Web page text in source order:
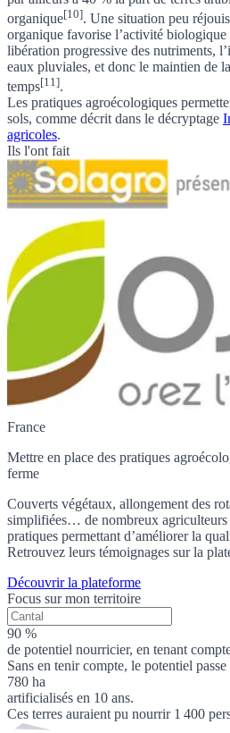
organique[10]. Une situation peu
organique favorise l’activité biologique
libération progressive des nutriments,
eaux pluviales, et donc le maintien de
temps[11].
Les pratiques agroécologiques
sols, comme décrit dans le décryptage
agricoles.
Ils l'ont fait
France
Mettre en place des pratiques
ferme
Couverts végétaux, allongement des
simplifiées… de nombreux agriculteurs
pratiques permettant d’améliorer la
Retrouvez leurs témoignages sur la
Découvrir la plateforme
Focus sur mon territoire
90 %
de potentiel nourricier, en tenant
Sans en tenir compte, le potentiel
780 ha
artificialisés en 10 ans.
Ces terres auraient pu nourrir 1 400